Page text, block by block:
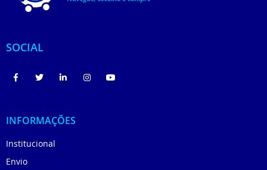
SOCIAL
INFORMAÇÕES
Institucional
Envio